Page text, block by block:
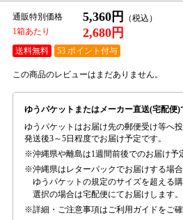
通販特別価格 5,360円
1箱あたり 2,680円
送料無料 53 ポイント付与
この商品のレビューはまだありません。
ゆうパケットまたはメーカー直送(宅配便)
ゆうパケットはお届け先の郵便受け等へ投
発送後3～5日程度でお届け予定です。
沖縄県や離島は1週間前後でのお届け予
沖縄県はレターパックでお届けする場合
ゆうパケットの規定のサイズを超える
選択の場合は宅配便にてお届けします。
詳細・ご注意事項はご利用ガイドをご確